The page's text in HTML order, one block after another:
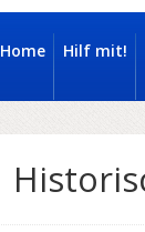
Home Hilf mit!